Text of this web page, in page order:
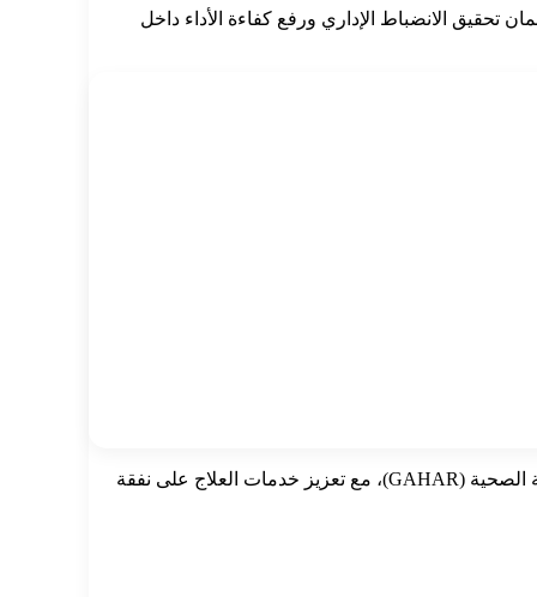
تحقيق الانضباط الإداري ورفع كفاءة الأداء داخل
ووجه وكيل الوزارة بسرعة استكمال استعدادات وتجهيزات الوحدات الصحية المؤهلة للحصول على الاعتماد من الهيئة العامة للاعتماد والرقابة الصحية (GAHAR)، مع تعزيز خدمات العلاج على نفقة